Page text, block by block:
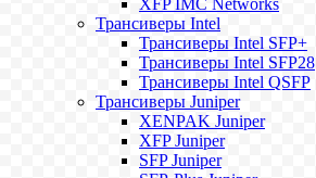
XFP IMC Networks
Трансиверы Intel
Трансиверы Intel SFP+
Трансиверы Intel SFP28
Трансиверы Intel QSFP
Трансиверы Juniper
XENPAK Juniper
XFP Juniper
SFP Juniper